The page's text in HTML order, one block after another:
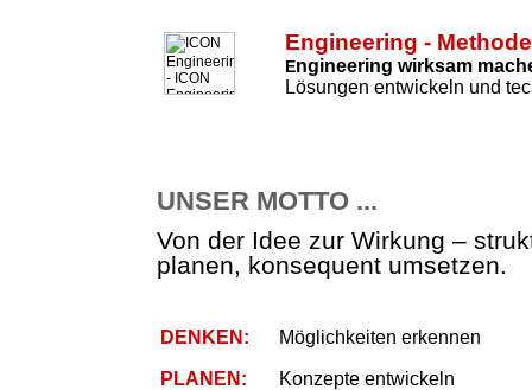
Engineering -
Engineering wirksam
Lösungen entwickeln und
UNSER MOTTO ...
Von der Idee zur Wirkung –
planen, konsequent umsetzen.
DENKEN: Möglichkeiten erkennen
PLANEN: Konzepte entwickeln